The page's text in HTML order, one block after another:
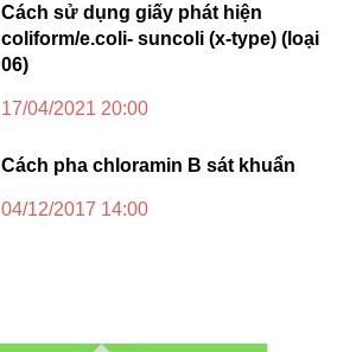
Cách sử dụng giấy phát hiện
coliform/e.coli- suncoli (x-type) (loại
06)
17/04/2021 20:00
Cách pha chloramin B sát khuẩn
04/12/2017 14:00